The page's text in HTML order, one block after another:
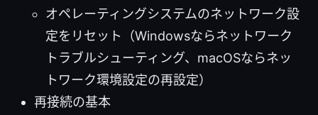
オペレーティングシステムのネットワーク設
定をリセット（Windowsならネットワーク
トラブルシューティング、macOSならネッ
トワーク環境設定の再設定）
再接続の基本